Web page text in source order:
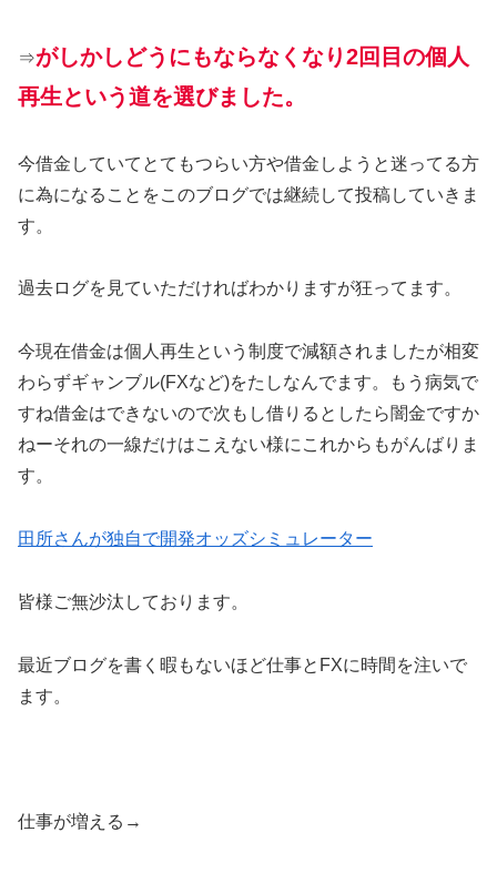
⇒がしかしどうにもならなくなり2回目の個人
再生という道を選びました。
今借金していてとてもつらい方や借金しようと迷ってる方
に為になることをこのブログでは継続して投稿していきま
す。
過去ログを見ていただければわかりますが狂ってます。
今現在借金は個人再生という制度で減額されましたが相変
わらずギャンブル(FXなど)をたしなんでます。もう病気で
すね借金はできないので次もし借りるとしたら闇金ですか
ねーそれの一線だけはこえない様にこれからもがんばりま
す。
田所さんが独自で開発オッズシミュレーター
皆様ご無沙汰しております。
最近ブログを書く暇もないほど仕事とFXに時間を注いで
ます。
仕事が増える→